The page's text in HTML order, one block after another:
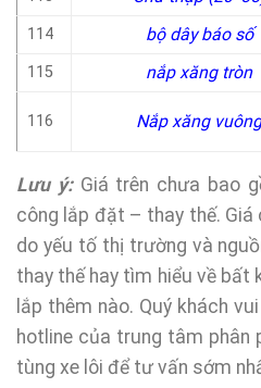
114 bộ dây báo số
115 nắp xăng tròn
116 Nắp xăng
Lưu ý: Giá trên chưa bao
công lắp đặt – thay thế. Giá
do yếu tố thị trường và
thay thế hay tìm hiểu về bất
lắp thêm nào. Quý khách
hotline của trung tâm phân
tùng xe lôi để tư vấn sớm